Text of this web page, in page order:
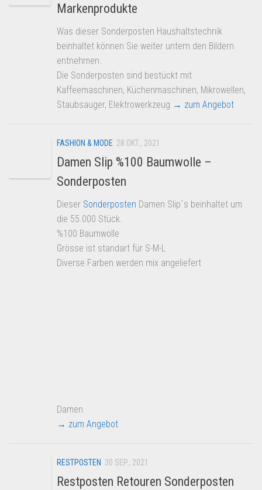
Markenprodukte
Was dieser Sonderposten Haushaltstechnik
beinhaltet können Sie weiter untern den Bildern
entnehmen.
Die Sonderposten sind bestückt mit
Kaffeemaschinen, Küchenmaschinen, Mikrowellen,
Staubsauger, Elektrowerkzeug → zum Angebot
FASHION & MODE 28 OKT., 2021
Damen Slip %100 Baumwolle –
Sonderposten
Dieser Sonderposten Damen Slip´s beinhaltet um
die 55.000 Stück.
%100 Baumwolle
Grösse ist standart für S-M-L
Diverse Farben werden mix angeliefert
Damen
→ zum Angebot
RESTPOSTEN 30 SEP., 2021
Restposten Retouren Sonderposten